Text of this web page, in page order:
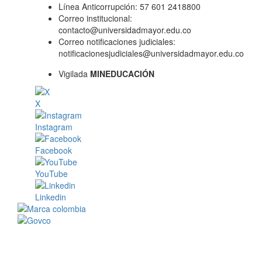
Línea Anticorrupción: 57 601 2418800
Correo institucional:
contacto@universidadmayor.edu.co
Correo notificaciones judiciales:
notificacionesjudiciales@universidadmayor.edu.co
Vigilada MINEDUCACIÓN
X
Instagram
Facebook
YouTube
Linkedin